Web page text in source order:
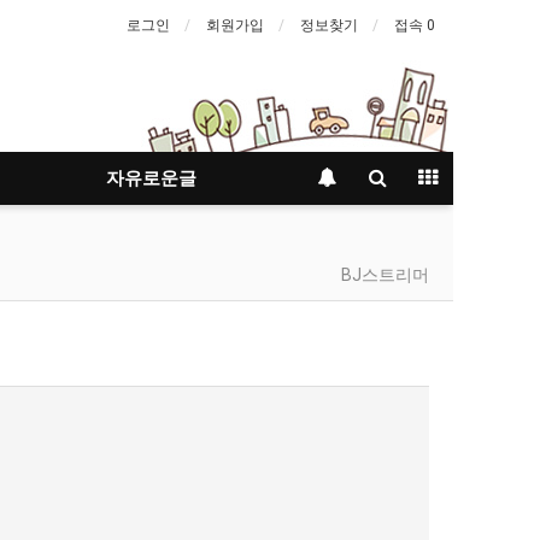
로그인 회원가입 정보찾기 접속 0
자유로운글
BJ스트리머